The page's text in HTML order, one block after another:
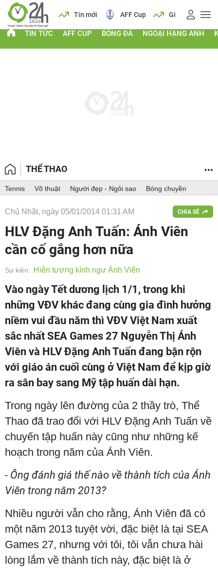
Lịch Tin mới AFF Cup Giá vàng
TIN TỨC AFF CUP BÓNG ĐÁ NGOẠI HẠNG ANH
THỂ THAO
Tennis Võ thuật Người đẹp - Ngôi sao Bóng chuyền
Chủ Nhật, ngày 05/01/2014 01:31 AM CHIA SẺ
HLV Đặng Anh Tuấn: Ánh Viên
cần cố gắng hơn nữa
Sự kiện: Hiện tượng kình ngư Ánh Viên
Vào ngày Tết dương lịch 1/1, trong khi
những VĐV khác đang cùng gia đình hưởng
niềm vui đầu năm thì VĐV Việt Nam xuất
sắc nhất SEA Games 27 Nguyễn Thị Ánh
Viên và HLV Đặng Anh Tuấn đang bận rộn
với giáo án cuối cùng ở Việt Nam để kịp giờ
ra sân bay sang Mỹ tập huấn dài hạn.
Trong ngày lên đường của 2 thầy trò, Thể
Thao đã trao đổi với HLV Đặng Anh Tuấn về
chuyến tập huấn này cũng như những kế
hoạch trong năm của Ánh Viên.
- Ông đánh giá thế nào về thành tích của Ánh
Viên trong năm 2013?
Nhiều người vẫn cho rằng, Ánh Viên đã có
một năm 2013 tuyệt vời, đặc biệt là tại SEA
Games 27, nhưng với tôi, tôi vẫn chưa hài
lòng lắm về thành tích này, đặc biệt là ở